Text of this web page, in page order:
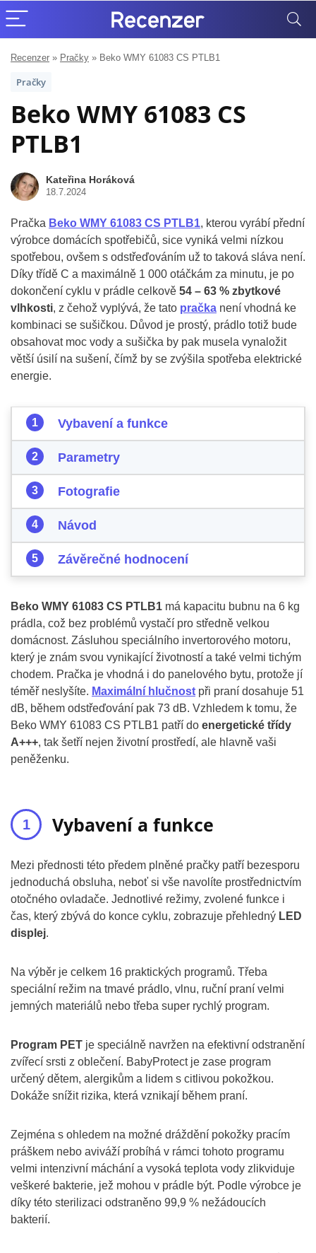
Recenzer » Pračky » Beko WMY 61083 CS PTLB1
Pračky
Beko WMY 61083 CS
PTLB1
Kateřina Horáková
18.7.2024
Pračka Beko WMY 61083 CS PTLB1, kterou vyrábí přední
výrobce domácích spotřebičů, sice vyniká velmi nízkou
spotřebou, ovšem s odstřeďováním už to taková sláva není.
Díky třídě C a maximálně 1 000 otáčkám za minutu, je po
dokončení cyklu v prádle celkově 54 – 63 % zbytkové
vlhkosti, z čehož vyplývá, že tato pračka není vhodná ke
kombinaci se sušičkou. Důvod je prostý, prádlo totiž bude
obsahovat moc vody a sušička by pak musela vynaložit
větší úsilí na sušení, čímž by se zvýšila spotřeba elektrické
energie.
Vybavení a funkce
Parametry
Fotografie
Návod
Závěrečné hodnocení
Beko WMY 61083 CS PTLB1 má kapacitu bubnu na 6 kg
prádla, což bez problémů vystačí pro středně velkou
domácnost. Zásluhou speciálního invertorového motoru,
který je znám svou vynikající životností a také velmi tichým
chodem. Pračka je vhodná i do panelového bytu, protože jí
téměř neslyšíte. Maximální hlučnost při praní dosahuje 51
dB, během odstřeďování pak 73 dB. Vzhledem k tomu, že
Beko WMY 61083 CS PTLB1 patří do energetické třídy
A+++, tak šetří nejen životní prostředí, ale hlavně vaši
peněženku.
Vybavení a funkce
Mezi přednosti této předem plněné pračky patří bezesporu
jednoduchá obsluha, neboť si vše navolíte prostřednictvím
otočného ovladače. Jednotlivé režimy, zvolené funkce i
čas, který zbývá do konce cyklu, zobrazuje přehledný LED
displej.
Na výběr je celkem 16 praktických programů. Třeba
speciální režim na tmavé prádlo, vlnu, ruční praní velmi
jemných materiálů nebo třeba super rychlý program.
Program PET je speciálně navržen na efektivní odstranění
zvířecí srsti z oblečení. BabyProtect je zase program
určený dětem, alergikům a lidem s citlivou pokožkou.
Dokáže snížit rizika, která vznikají během praní.
Zejména s ohledem na možné dráždění pokožky pracím
práškem nebo aviváží probíhá v rámci tohoto programu
velmi intenzivní máchání a vysoká teplota vody zlikviduje
veškeré bakterie, jež mohou v prádle být. Podle výrobce je
díky této sterilizaci odstraněno 99,9 % nežádoucích
bakterií.